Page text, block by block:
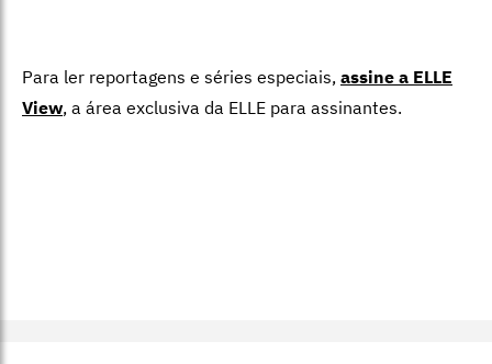
Para ler reportagens e séries especiais, assine a ELLE
View, a área exclusiva da ELLE para assinantes.